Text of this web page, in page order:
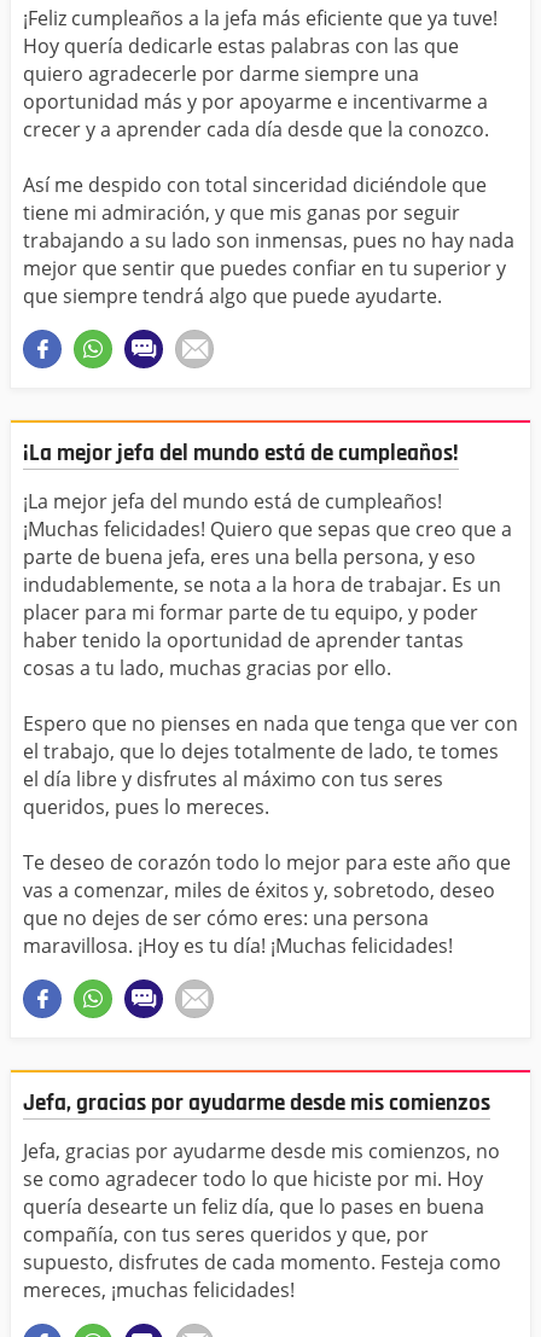
¡Feliz cumpleaños a la jefa más eficiente que ya tuve!
Hoy quería dedicarle estas palabras con las que
quiero agradecerle por darme siempre una
oportunidad más y por apoyarme e incentivarme a
crecer y a aprender cada día desde que la conozco.
Así me despido con total sinceridad diciéndole que
tiene mi admiración, y que mis ganas por seguir
trabajando a su lado son inmensas, pues no hay nada
mejor que sentir que puedes confiar en tu superior y
que siempre tendrá algo que puede ayudarte.
¡La mejor jefa del mundo está de cumpleaños!
¡La mejor jefa del mundo está de cumpleaños!
¡Muchas felicidades! Quiero que sepas que creo que a
parte de buena jefa, eres una bella persona, y eso
indudablemente, se nota a la hora de trabajar. Es un
placer para mi formar parte de tu equipo, y poder
haber tenido la oportunidad de aprender tantas
cosas a tu lado, muchas gracias por ello.
Espero que no pienses en nada que tenga que ver con
el trabajo, que lo dejes totalmente de lado, te tomes
el día libre y disfrutes al máximo con tus seres
queridos, pues lo mereces.
Te deseo de corazón todo lo mejor para este año que
vas a comenzar, miles de éxitos y, sobretodo, deseo
que no dejes de ser cómo eres: una persona
maravillosa. ¡Hoy es tu día! ¡Muchas felicidades!
Jefa, gracias por ayudarme desde mis comienzos
Jefa, gracias por ayudarme desde mis comienzos, no
se como agradecer todo lo que hiciste por mi. Hoy
quería desearte un feliz día, que lo pases en buena
compañía, con tus seres queridos y que, por
supuesto, disfrutes de cada momento. Festeja como
mereces, ¡muchas felicidades!